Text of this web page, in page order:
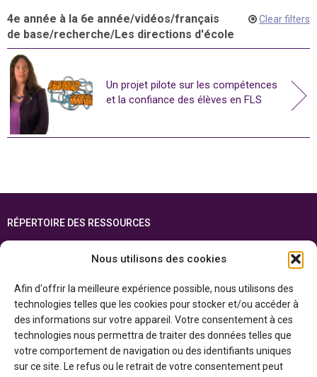
Nous utilisons des cookies
Afin d'offrir la meilleure expérience possible, nous utilisons des
technologies telles que les cookies pour stocker et/ou accéder à
des informations sur votre appareil. Votre consentement à ces
technologies nous permettra de traiter des données telles que
votre comportement de navigation ou des identifiants uniques
sur ce site. Le refus ou le retrait de votre consentement peut
4e année à la 6e année/vidéos/français
de base/recherche/Les directions d'école
Clear filters
Un projet pilote sur les compétences
et la confiance des élèves en FLS
RÉPERTOIRE DES RESSOURCES
ENGLISH
Cette ressource est réalisée grâce au soutien financier du gouvernement de
l’Ontario et du gouvernement duCanada par l’entremise du ministère du
Patrimoine canadien